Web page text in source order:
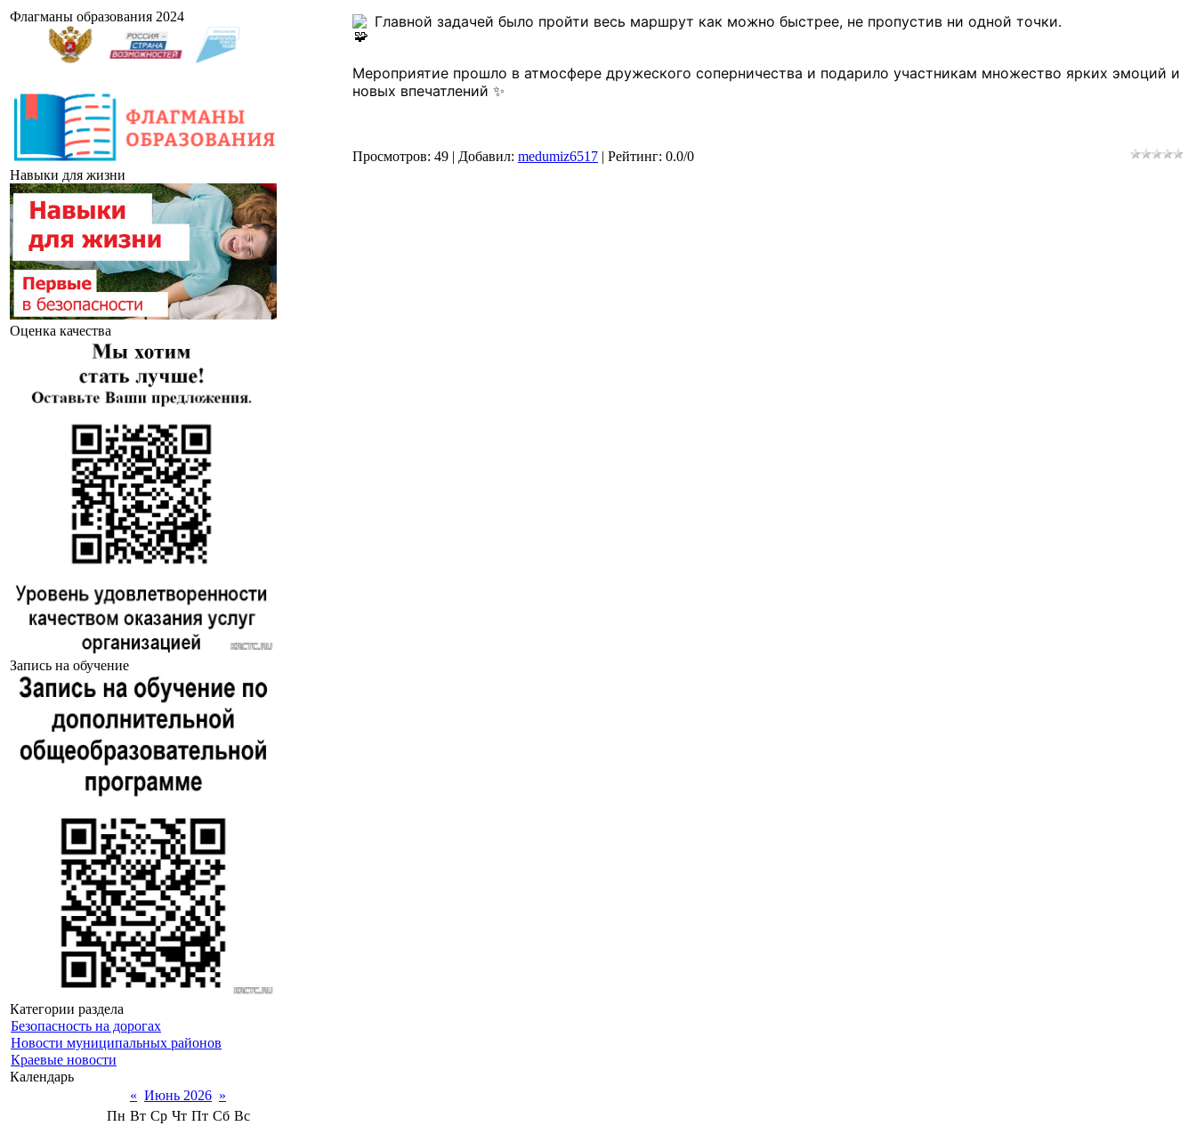
Флагманы образования 2024
Навыки для жизни
Оценка качества
Запись на обучение
Категории раздела
Безопасность на дорогах
Новости муниципальных районов
Краевые новости
Календарь
« Июнь 2026 »
Пн Вт Ср Чт Пт Сб Вс
Главной задачей было пройти весь маршрут как можно быстрее, не пропустив ни одной точки.
Мероприятие прошло в атмосфере дружеского соперничества и подарило участникам множество ярких эмоций и
новых впечатлений ✨
Просмотров: 49 | Добавил: medumiz6517 | Рейтинг: 0.0/0